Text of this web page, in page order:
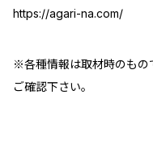
https://agari-na.com/
※各種情報は取材時のもの
ご確認下さい。